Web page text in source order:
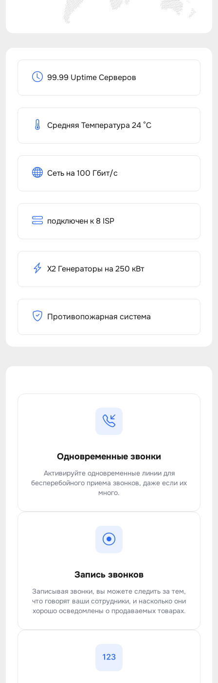
99.99 Uptime Серверов
Средняя Температура 24 °C
Сеть на 100 Гбит/с
подключен к 8 ISP
X2 Генераторы на 250 кВт
Противопожарная система
Одновременные звонки
Активируйте одновременные линии для
бесперебойного приема звонков, даже если их
много.
Запись звонков
Записывая звонки, вы можете следить за тем,
что говорят ваши сотрудники, и насколько они
хорошо осведомлены о продаваемых товарах.